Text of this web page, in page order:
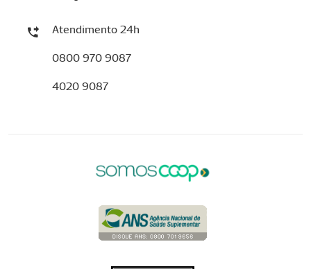
Atendimento 24h
0800 970 9087
4020 9087